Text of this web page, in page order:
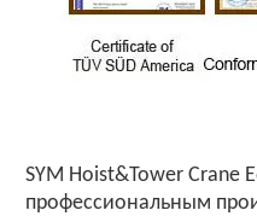
SYM Hoist&Tower Crane
профессиональным